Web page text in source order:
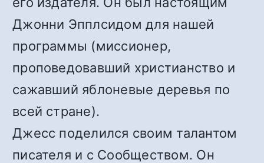
Джонни Эпплсидом для нашей
программы (миссионер,
проповедовавший христианство и
сажавший яблоневые деревья по
всей стране).
Джесс поделился своим талантом
писателя и с Сообществом. Он